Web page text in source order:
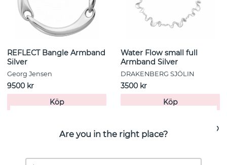
REFLECT Bangle Armband
Silver
Georg Jensen
9500 kr
Köp
Water Flow small full
Armband Silver
DRAKENBERG SJÖLIN
3500 kr
Köp
Are you in the right place?